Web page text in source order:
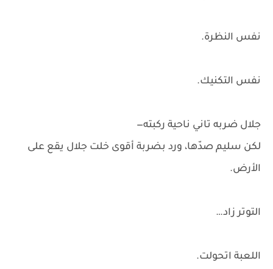
نفس النظرة.
نفس التكنيك.
جلال ضربه تاني ناحية ركبته—
لكن سليم صدّها، ورد بضربة أقوى خلت جلال يقع على
الأرض.
التوتر زاد…
اللعبة اتحولت.